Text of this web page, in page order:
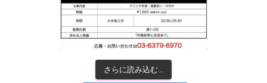
さらに読み込む...